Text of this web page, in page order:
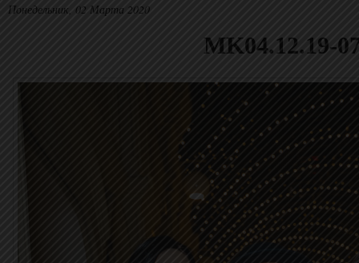
Понедельник, 02 Марта 2020
MK04.12.19-